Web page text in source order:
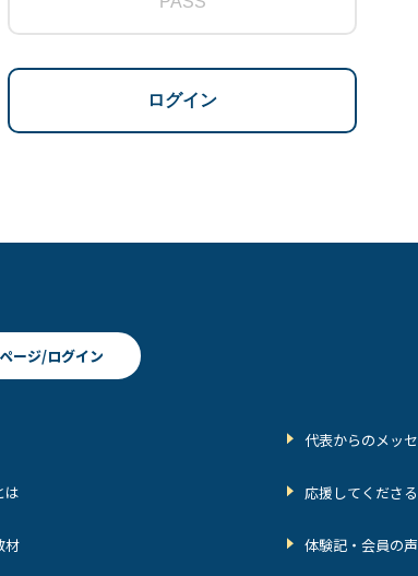
ージ/ログイン
は
材
代表からのメッ
応援してくださ
体験記・会員の声